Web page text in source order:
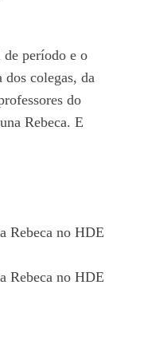
período e o
colegas, da
do
Rebeca. E